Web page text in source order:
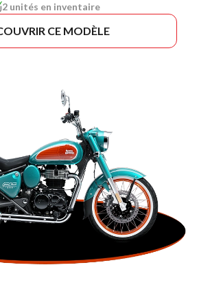
2 unités en inventaire
CE MODÈLE